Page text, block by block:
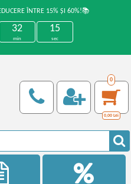
ÎNTRE 15% ȘI 60%!📚
32
min
14
sec
0
0,00 Lei